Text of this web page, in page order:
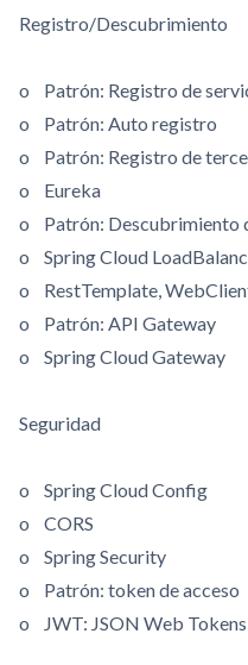
Registro/Descubrimiento
o Patrón: Registro de
o Patrón: Auto registro
o Patrón: Registro de
o Eureka
o Patrón: Descubrimiento
o Spring Cloud
o RestTemplate,
o Patrón: API Gateway
o Spring Cloud Gateway
Seguridad
o Spring Cloud Config
o CORS
o Spring Security
o Patrón: token de acceso
o JWT: JSON Web Tokens